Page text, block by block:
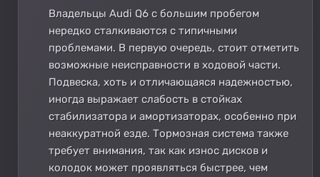
Владельцы Audi Q6 с большим пробегом
нередко сталкиваются с типичными
проблемами. В первую очередь, стоит отметить
возможные неисправности в ходовой части.
Подвеска, хоть и отличающаяся надежностью,
иногда выражает слабость в стойках
стабилизатора и амортизаторах, особенно при
неаккуратной езде. Тормозная система также
требует внимания, так как износ дисков и
колодок может проявляться быстрее, чем